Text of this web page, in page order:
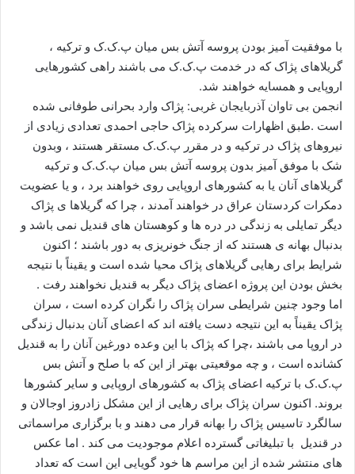
با موفقیت آمیز بودن پروسه آتش بس میان پ.ک.ک و ترکیه ،
گریلاهای پژاک که در خدمت پ.ک.ک می باشند راهی کشورهایی
اروپایی و همسایه خواهند شد.
انجمن بی تاوان آذربایجان غربی: پژاک وارد بحرانی طوفانی شده
است .طبق اظهارات سرکرده پژاک حاجی احمدی تعدادی زیادی از
نیروهای پژاک در ترکیه و در مقرر پ.ک.ک مستقر هستند ، وبدون
شک با موفق آمیز بدون پروسه آتش بس میان پ.ک.ک و ترکیه
گریلاهای آنان یا به کشورهای اروپایی روی خواهند برد ، و یا عضویت
دمکرات کردستان عراق در خواهند آمدند ، چرا که گریلاها ی پژاک
دیگر تمایلی به زندگی در دره ها و کوهستان های قندیل نمی باشد و
بدنبال بهانه ی هستند که از جنگ خونریزی به دور باشند ؛ اکنون
شرایط برای رهایی گریلاهای پژاک محیا شده است و یقیناً با نتیجه
بخش بودن این پروژه اعضای پژاک دیگر به قندیل نخواهند رفت .
اما وجود چنین شرایطی سران پژاک را نگران کرده است ، سران
پژاک یقیناً به این نتیجه دست یافته اند که اعضای آنان بدنبال زندگی
در اروپا می باشند ،چرا که پژاک با این وعده دورغین آنان را به قندیل
کشانده است ، و چه موقعیتی بهتر از این که با صلح و آتش بس
پ.ک.ک با ترکیه اعضای پژاک به کشورهای اروپایی و سایر کشورها
بروند. اکنون سران پژاک برای رهایی از این مشکل زادروز اوجالان و
سالگرد تاسیس پژاک را بهانه قرار می دهند و با برگزاری مراسماتی
در قندیل با تبلیغاتی گسترده اعلام موجودیت می کند . اما عکس
های منتشر شده از این مراسم ها خود گویایی این است که تعداد